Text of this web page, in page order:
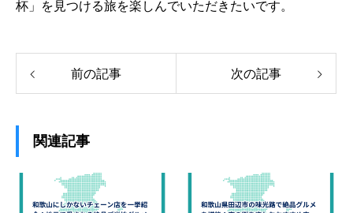
杯」を見つける旅を楽しんでいただきたいです。
前の記事 次の記事
関連記事